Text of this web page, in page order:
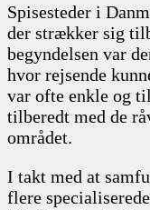
Spisesteder i
der strækker sig
begyndelsen var
hvor rejsende
var ofte enkle og
tilberedt med de
området.
I takt med at
flere